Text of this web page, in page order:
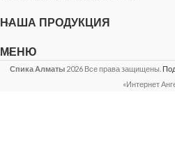
НАША ПРОДУКЦИЯ
МЕНЮ
Спика Алматы 2026 Все права защищены.
«Интернет